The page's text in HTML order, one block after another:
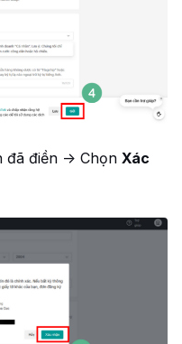
đã điền -> Chọn Xác